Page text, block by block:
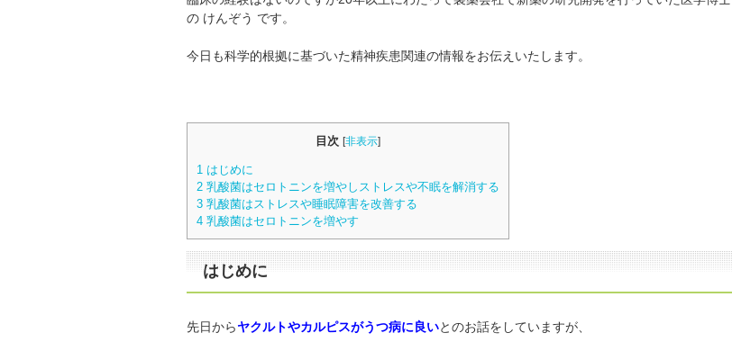
の けんぞう です。
今日も科学的根拠に基づいた精神疾患関連の情報をお伝えいたします。
目次 [非表示]
1 はじめに
2 乳酸菌はセロトニンを増やしストレスや不眠を解消する
3 乳酸菌はストレスや睡眠障害を改善する
4 乳酸菌はセロトニンを増やす
はじめに
先日からヤクルトやカルピスがうつ病に良いとのお話をしていますが、